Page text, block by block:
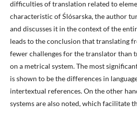
difficulties of translation related to
characteristic of Ślósarska, the author
and discusses it in the context of the
leads to the conclusion that translating
fewer challenges for the translator than
on a metrical system. The most
is shown to be the differences in
intertextual references. On the other
systems are also noted, which facilitate